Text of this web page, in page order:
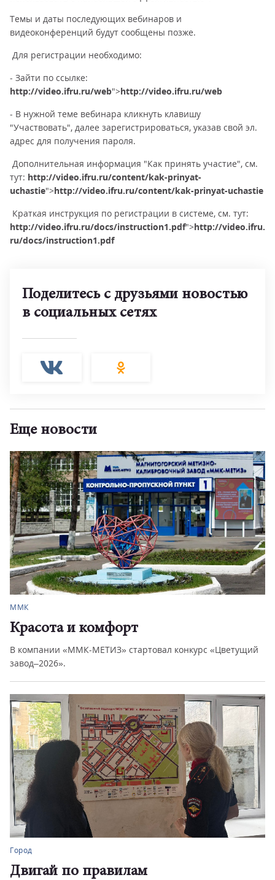
Темы и даты последующих вебинаров и
видеоконференций будут сообщены позже.
Для регистрации необходимо:
- Зайти по ссылке:
http://video.ifru.ru/web">http://video.ifru.ru/web
- В нужной теме вебинара кликнуть клавишу
"Участвовать", далее зарегистрироваться, указав свой эл.
адрес для получения пароля.
Дополнительная информация "Как принять участие", см.
тут: http://video.ifru.ru/content/kak-prinyat-
uchastie">http://video.ifru.ru/content/kak-prinyat-uchastie
Краткая инструкция по регистрации в системе, см. тут:
http://video.ifru.ru/docs/instruction1.pdf">http://video.ifru.
ru/docs/instruction1.pdf
Поделитесь с друзьями новостью
в социальных сетях
Еще новости
ММК
Красота и комфорт
В компании «ММК-МЕТИЗ» стартовал конкурс «Цветущий
завод–2026».
Город
Двигай по правилам